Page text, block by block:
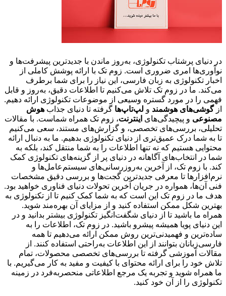
در دنیای پرشتاب تکنولوژی، به‌روز ماندن با جدیدترین پیشرفت‌ها و
نوآوری‌ها امری ضروری است. زوم تک با ارائه پوشش کاملی از
اخبار تکنولوژی به زبان فارسی، این نیاز را برای شما برطرف
می‌کند. ما در زوم تک تلاش می‌کنیم تا اطلاعات دقیق، به‌روز و قابل
فهمی را در مورد گستره وسیعی از موضوعات تکنولوژی ارائه دهیم.
ازگوشی‌های هوشمند و لپ‌تاپ‌ها گرفته تا دنیای جذاب هوش
مصنوعی و پیچیدگی‌های اینترنت، زوم تک همراه شماست. با مقالات
تحلیلی، بررسی‌های تخصصی، و گزارش‌های مستند، سعی می‌کنیم
تا به شما درک عمیق‌تری از دنیای تکنولوژی بدهیم. ما به دنبال ارائه
محتوایی هستیم که نه تنها اطلاعات را به شما منتقل کند، بلکه به
شما در انتخاب‌های آگاهانه در دنیای پر از گزینه‌های تکنولوژی کمک
کند. با زوم تک، از آخرین به‌روزرسانی‌های سیستم‌عامل‌ها و
نرم‌افزارها تا معرفی جدیدترین گجت‌ها و بررسی دقیق مشخصات
فنی آن‌ها، همواره در جریان آخرین تحولات دنیای فناوری خواهید بود.
هدف ما در زوم تک این است که به شما کمک کنیم تا از تکنولوژی به
بهترین شکل ممکن استفاده کنید و از مزایای آن بهره‌مند شوید.
همراه ما باشید تا از دنیای شگفت‌انگیز تکنولوژی بیشتر بدانید و در
این دنیای پویا همیشه پیشرو باشید. در زوم تک، اطلاعات را به
ساده‌ترین و فهمیدنی‌ترین روش ممکن ارائه می‌دهیم تا همه
فارسی‌زبانان بتوانند از این اطلاعات به‌راحتی استفاده کنند. از
مقالات آموزشی گرفته تا بررسی‌های تخصصی محصولات، تمام
تلاش خود را برای ارائه محتوای با کیفیت و مفید به کار می‌گیریم. با
ما همراه شوید و تجربه یک مرجع اطلاعاتی منحصربه‌فرد در زمینه
تکنولوژی را از آن خود کنید.